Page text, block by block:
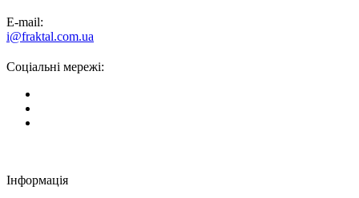
E-mail:
i@fraktal.com.ua
Соціальні мережі:
Інформація